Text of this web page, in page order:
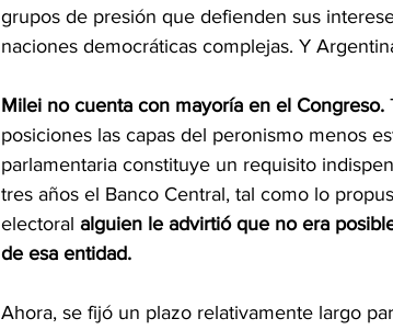
grupos de presión que defienden sus
naciones democráticas complejas. Y
Milei no cuenta con mayoría en el Congreso.
posiciones las capas del peronismo menos
parlamentaria constituye un requisito
tres años el Banco Central, tal como lo
electoral alguien le advirtió que no era
de esa entidad.
Ahora, se fijó un plazo relativamente largo